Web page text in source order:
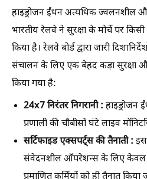
हाइड्रोजन ईंधन अत्यधिक ज्वलनशील
भारतीय रेलवे ने सुरक्षा के मोर्चे पर
किया है। रेलवे बोर्ड द्वारा जारी
संचालन के लिए एक बेहद कड़ा सुरक्षा और
किया गया है:
24x7 निरंतर निगरानी : हाइड्रोजन
प्रणाली की चौबीसों घंटे लाइव
सर्टिफाइड एक्सपर्ट्स की तैनाती :
संवेदनशील ऑपरेशन्स के लिए केवल